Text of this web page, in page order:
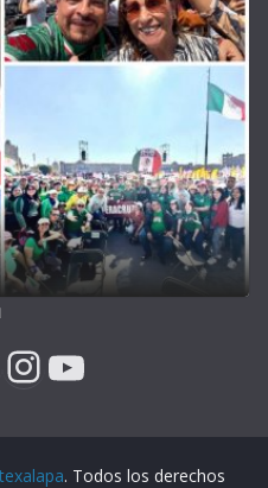
Instagram
YouTube
. Todos los derechos